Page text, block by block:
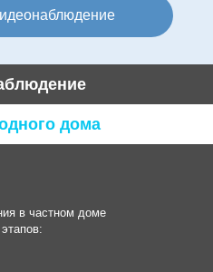
дома
в частном доме